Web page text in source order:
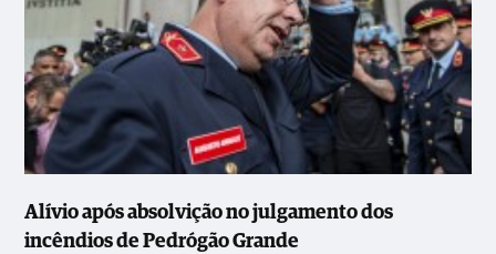
Alívio após absolvição no julgamento dos
incêndios de Pedrógão Grande